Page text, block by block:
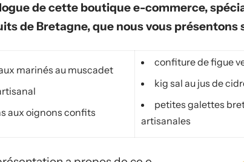
de cette boutique e-commerce,
de Bretagne, que nous vous présentons
marinés au muscadet
aux oignons confits
confiture de figue
kig sal au jus de
petites galettes
artisanales